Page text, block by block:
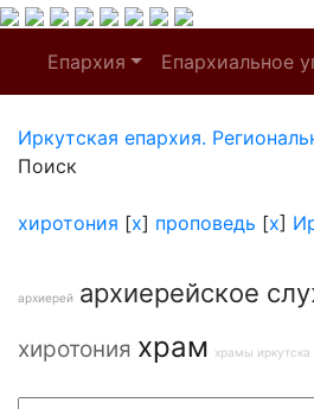
Епархия Епархиальное
Иркутская епархия.
Поиск
хиротония [x] проповедь [x]
архиерей архиерейское
хиротония храм храмы иркутска